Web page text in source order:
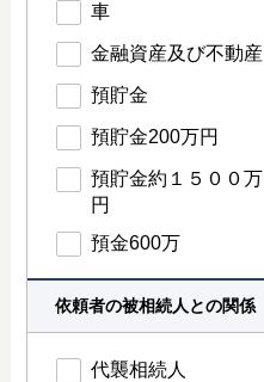
車
金融資産及び不動産
預貯金
預貯金200万円
預貯金約１５００万
円
預金600万
依頼者の被相続人との関係
代襲相続人